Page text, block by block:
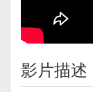
影片描述